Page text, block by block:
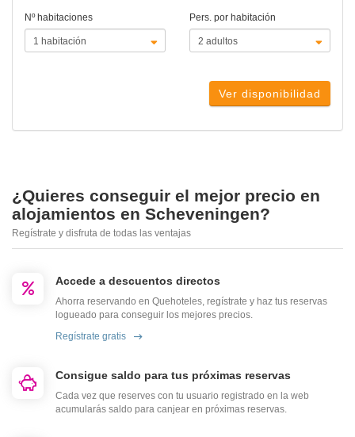
Nº habitaciones Pers. por habitación
Ver disponibilidad
¿Quieres conseguir el mejor precio en
alojamientos en Scheveningen?
Regístrate y disfruta de todas las ventajas
Accede a descuentos directos
Ahorra reservando en Quehoteles, regístrate y haz tus reservas
logueado para conseguir los mejores precios.
Regístrate gratis
Consigue saldo para tus próximas reservas
Cada vez que reserves con tu usuario registrado en la web
acumularás saldo para canjear en próximas reservas.